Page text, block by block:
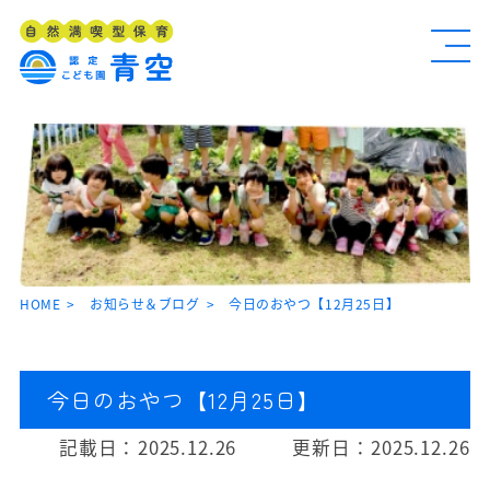
HOME お知らせ＆ブログ 今日のおやつ【12月25日】
今日のおやつ【12月25日】
記載日： 2025.12.26 更新日： 2025.12.26